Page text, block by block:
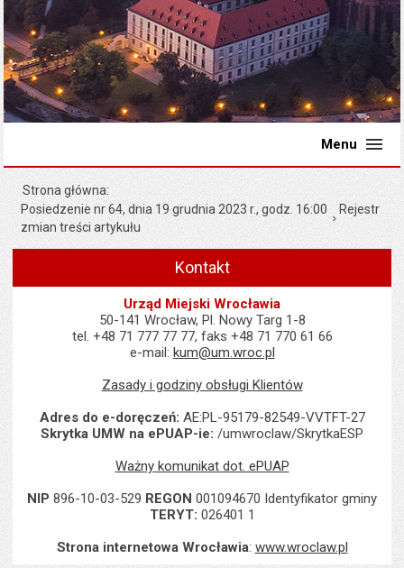
Menu
Strona główna
Posiedzenie nr 64, dnia 19 grudnia 2023 r., godz. 16:00
Rejestr
zmian treści artykułu
Kontakt
Urząd Miejski Wrocławia
50-141 Wrocław, Pl. Nowy Targ 1-8
tel. +48 71 777 77 77, faks +48 71 770 61 66
e-mail: kum@um.wroc.pl
Zasady i godziny obsługi Klientów
Adres do e-doręczeń: AE:PL-95179-82549-VVTFT-27
Skrytka UMW na ePUAP-ie: /umwroclaw/SkrytkaESP
Ważny komunikat dot. ePUAP
NIP 896-10-03-529 REGON 001094670 Identyfikator gminy
TERYT: 026401 1
Strona internetowa Wrocławia: www.wroclaw.pl